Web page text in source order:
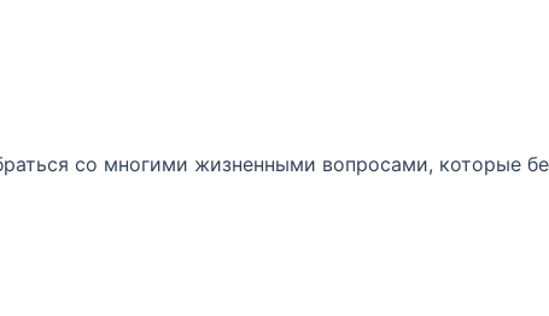
со многими жизненными вопросами, которые